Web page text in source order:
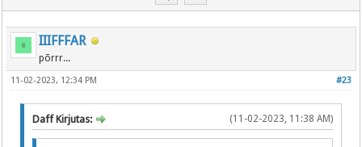
IIIFFFAR
põrrr...
#23
11-02-2023, 12:34 PM
(11-02-2023, 11:38 AM)
Daff Kirjutas: